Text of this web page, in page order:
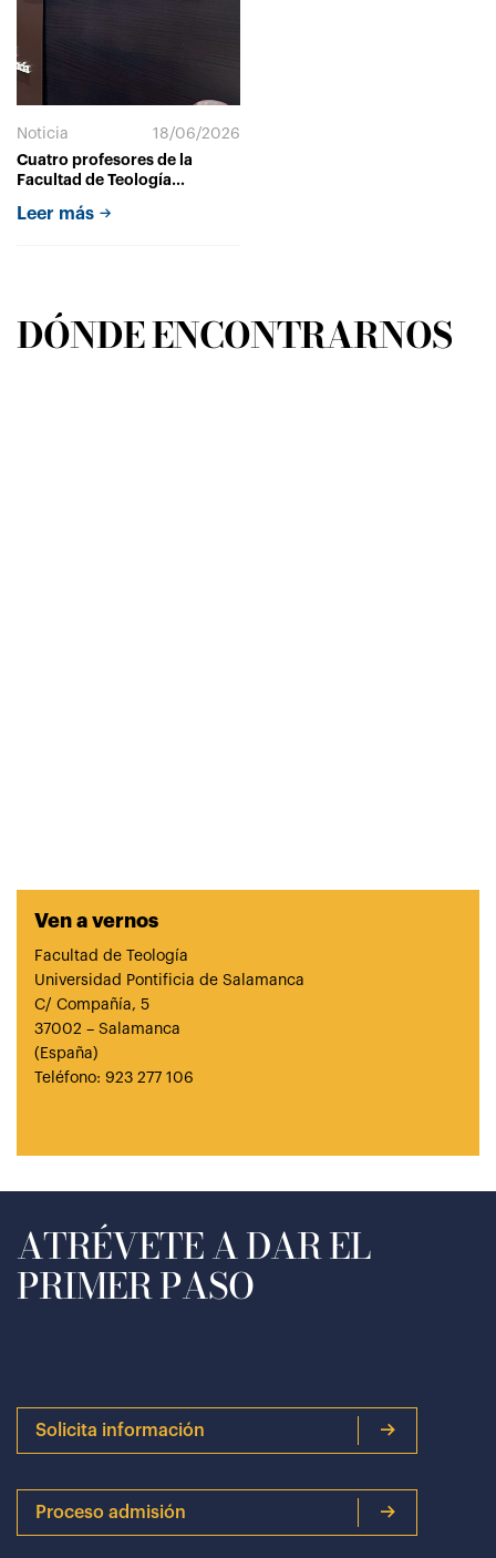
Noticia
18/06/2026
Cuatro profesores de la
Facultad de Teología
Jornadas de la Asociación
Leer más
DÓNDE ENCONTRARNOS
Ven a vernos
Facultad de Teología
Universidad Pontificia de Salamanca
C/ Compañía, 5
37002 – Salamanca
(España)
Teléfono: 923 277 106
ATRÉVETE A DAR EL
PRIMER PASO
Solicita información
Proceso admisión